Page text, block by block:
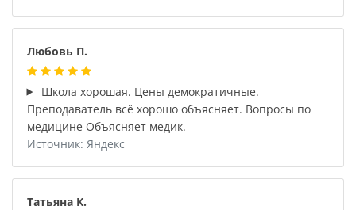
Любовь П.
Школа хорошая. Цены демократичные.
Преподаватель всё хорошо объясняет. Вопросы по
медицине Объясняет медик.
Источник: Яндекс
Татьяна К.